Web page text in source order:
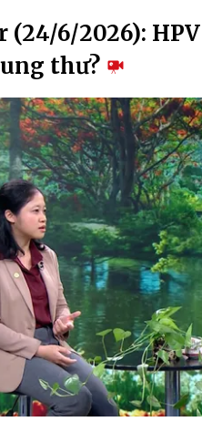
(24/6/2026):
thư?